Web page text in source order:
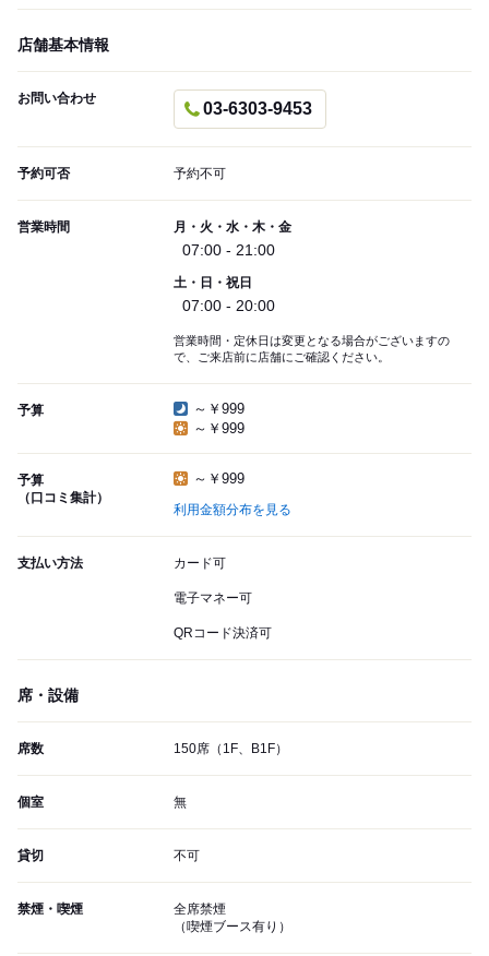
店舗基本情報
お問い合わせ
03-6303-9453
予約可否 予約不可
営業時間 月・火・水・木・金
07:00 - 21:00
土・日・祝日
07:00 - 20:00
営業時間・定休日は変更となる場合がございますの
で、ご来店前に店舗にご確認ください。
予算
～￥999
～￥999
予算
（口コミ集計）
～￥999
利用金額分布を見る
支払い方法 カード可
電子マネー可
QRコード決済可
席・設備
席数 150席（1F、B1F）
個室 無
貸切 不可
禁煙・喫煙
全席禁煙
（喫煙ブース有り）